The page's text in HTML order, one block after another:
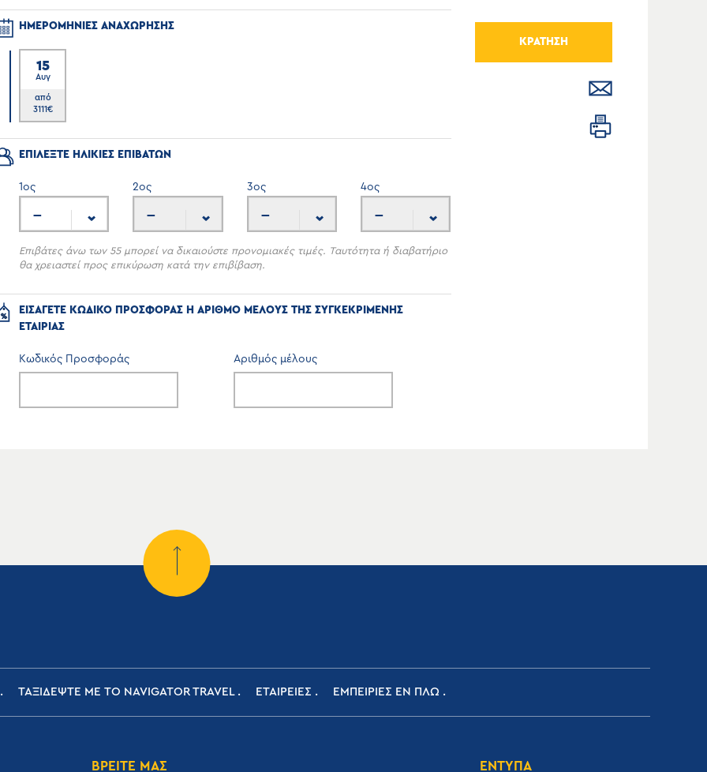
ΗΜΕΡΟΜΗΝΙΕΣ ΑΝΑΧΩΡΗΣΗΣ
15
Αυγ
από
3111€
ΕΠΙΛΕΞΤΕ ΗΛΙΚΙΕΣ ΕΠΙΒΑΤΩΝ
1ος
---
2ος
---
3ος
---
4ος
---
Επιβάτες άνω των 55 μπορεί να δικαιούστε προνομιακές τιμές. Ταυτότητα ή διαβατήριο
θα χρειαστεί προς επικύρωση κατά την επιβίβαση.
ΕΙΣΑΓΕΤΕ ΚΩΔΙΚΟ ΠΡΟΣΦΟΡΑΣ Η ΑΡΙΘΜΟ ΜΕΛΟΥΣ ΤΗΣ ΣΥΓΚΕΚΡΙΜΕΝΗΣ
ΕΤΑΙΡΙΑΣ
Κωδικός Προσφοράς Αριθμός μέλους
ΚΡΑΤΗΣΗ
ΤΑΞΙΔΕΨΤΕ ΜΕ ΤΟ NAVIGATOR TRAVEL ΕΤΑΙΡΕΙΕΣ ΕΜΠΕΙΡΙΕΣ ΕΝ ΠΛΩ
ΒΡΕΙΤΕ ΜΑΣ ΕΝΤΥΠΑ